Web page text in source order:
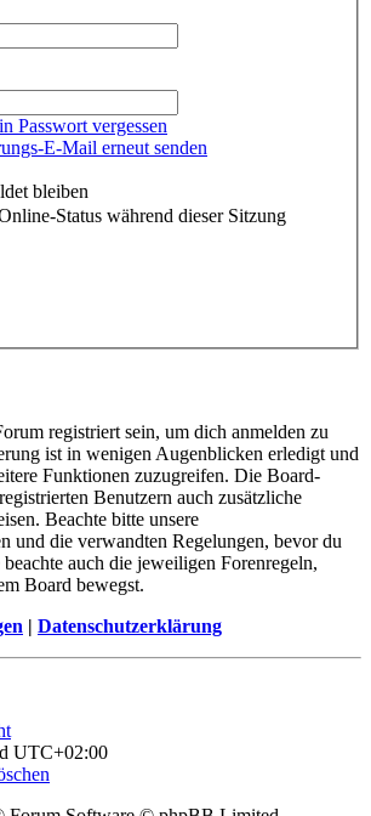
Passwort vergessen
E-Mail erneut senden
bleiben
Status während dieser Sitzung
registriert sein, um dich anmelden zu
ist in wenigen Augenblicken erledigt und
Funktionen zuzugreifen. Die Board-
Benutzern auch zusätzliche
Beachte bitte unsere
und die verwandten Regelungen, bevor du
auch die jeweiligen Forenregeln,
Board bewegst.
| Datenschutzerklärung
UTC+02:00